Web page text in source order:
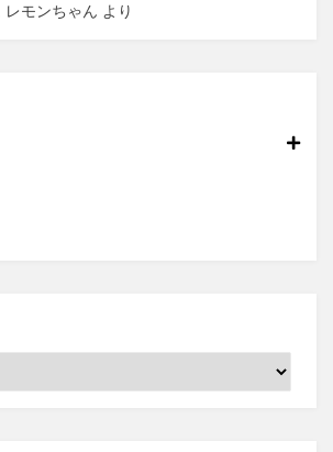
レモンちゃん より